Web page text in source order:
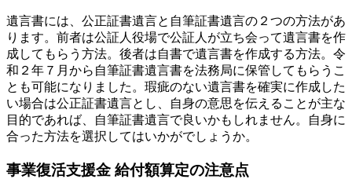
遺言書には、公正証書遺言と自筆証書遺言の２つの方法があ
ります。前者は公証人役場で公証人が立ち会って遺言書を作
成してもらう方法。後者は自書で遺言書を作成する方法。令
和２年７月から自筆証書遺言書を法務局に保管してもらうこ
とも可能になりました。瑕疵のない遺言書を確実に作成した
い場合は公正証書遺言とし、自身の意思を伝えることが主な
目的であれば、自筆証書遺言で良いかもしれません。自身に
合った方法を選択してはいかがでしょうか。
事業復活支援金 給付額算定の注意点